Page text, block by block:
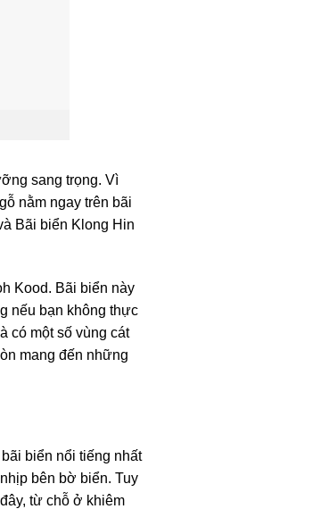
sang trọng. Vì
nằm ngay trên bãi
Bãi biển Klong Hin
Kood. Bãi biển này
nếu bạn không thực
có một số vùng cát
mang đến những
biển nổi tiếng nhất
bên bờ biển. Tuy
từ chỗ ở khiêm